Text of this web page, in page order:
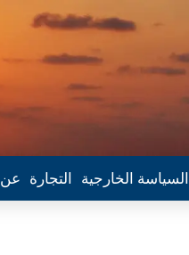
التجارة السياسة الخارجية